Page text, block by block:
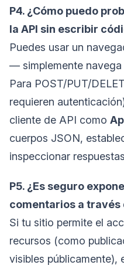
P4. ¿Cómo puedo
la API sin escribir
Puedes usar un
— simplemente navega
Para POST/PUT/
requieren
cliente de API como
cuerpos JSON,
inspeccionar
P5. ¿Es seguro
comentarios a través
Si tu sitio permite el
recursos (como
visibles